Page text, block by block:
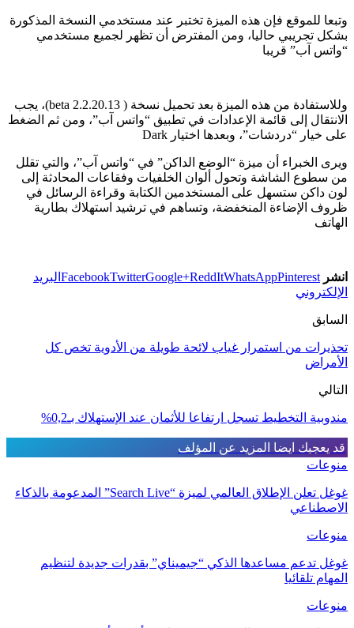
وتبعا للموقع فإن هذه الميزة تختبر عند مستخدمي النسخة المذكورة
بشكل تجريبي حاليا، ومن المفترض أن تظهر لجميع مستخدمي
“واتس آب” قريبا
وللاستفادة من هذه الميزة بعد تحميل نسخة ( beta 2.2.20.13)، يجب
الانتقال إلى قائمة الإعدادات في تطبيق “واتس آب”، ومن ثم الضغط
على خيار “دردشات”، وبعدها اختيار Dark
ويرى الخبراء أن ميزة “الوضع الداكن” في “واتس آب”، والتي تقلل
من سطوع الشاشة وتحول ألوان الخلفيات وفقاعات المحادثة إلى
لون داكن ستسهل على المستخدمين الكتابة وقراءة الرسائل في
ظروف الإضاءة المنخفضة، وتساهم في ترشيد استهلاك بطارية
الهاتف
انشر FacebookTwitterGoogle+ReddItWhatsAppPinterest
البريد
الإلكتروني
السابق
تحذيرات من استمرار غياب لائحة طويلة من الأدوية تخص كل
الأمراض
التالي
مندوبية التخطيط تسجل ارتفاعا للأثمان عند الإستهلاك بـ0,2%
قد يعجبك ايضا المزيد عن المؤلف
منوعات
غوغل تعلن الإطلاق العالمي لميزة “Search Live” المدعومة بالذكاء
الاصطناعي
منوعات
غوغل تدعم مساعدها الذكي “جيميناي” بقدرات جديدة لتنظيم
المهام تلقائيا
منوعات